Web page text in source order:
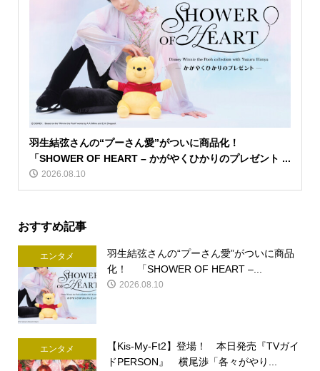
羽生結弦さんの“プーさん愛”がついに商品化！
「SHOWER OF HEART – かがやくひかりのプレゼント ...
2026.08.10
おすすめ記事
エンタメ
羽生結弦さんの“プーさん愛”がついに商品
化！ 「SHOWER OF HEART –...
2026.08.10
エンタメ
【Kis-My-Ft2】登場！ 本日発売『TVガイ
ドPERSON』 横尾渉「各々がやり...